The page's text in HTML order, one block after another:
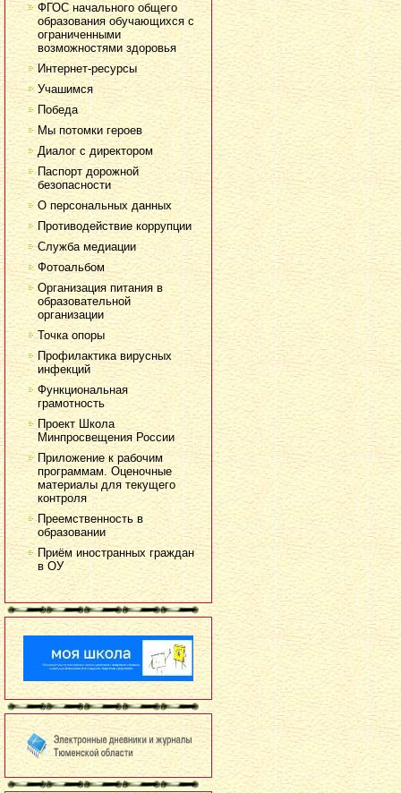
ФГОС начального общего
образования обучающихся с
ограниченными
возможностями здоровья
Интернет-ресурсы
Учашимся
Победа
Мы потомки героев
Диалог с директором
Паспорт дорожной
безопасности
О персональных данных
Противодействие коррупции
Служба медиации
Фотоальбом
Организация питания в
образовательной
организации
Точка опоры
Профилактика вирусных
инфекций
Функциональная
грамотность
Проект Школа
Минпросвещения России
Приложение к рабочим
программам. Оценочные
материалы для текущего
контроля
Преемственность в
образовании
Приём иностранных граждан
в ОУ